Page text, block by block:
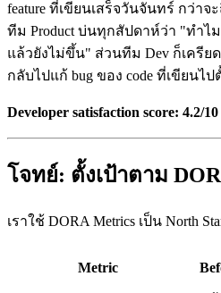
feature ที่เขียนเสร็จวันจันทร์ กว่า
ทีม Product บ่นทุกสัปดาห์ว่า "ทำไม
แล้วยังไม่ขึ้น" ส่วนทีม Dev ก็เครียด
กลับไปแก้ bug ของ code ที่เขียนไ
Developer satisfaction score: 4.2/10
โจทย์: ตั้งเป้าตาม
เราใช้ DORA Metrics เป็น North
Metric